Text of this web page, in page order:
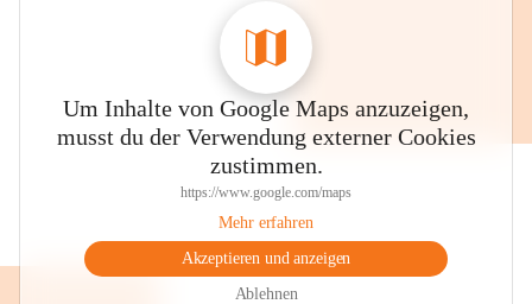
Um Inhalte von Google Maps anzuzeigen,
musst du der Verwendung externer Cookies
zustimmen.
https://www.google.com/maps
Mehr erfahren
Akzeptieren und anzeigen
Ablehnen